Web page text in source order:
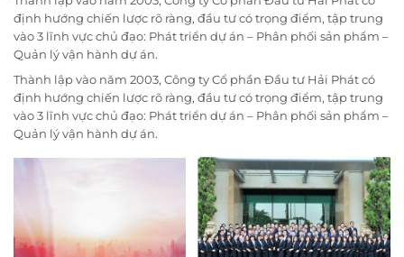
định hướng chiến lược rõ ràng, đầu tư có trọng điểm, tập trung
vào 3 lĩnh vực chủ đạo: Phát triển dự án – Phân phối sản phẩm –
Quản lý vận hành dự án.
Thành lập vào năm 2003, Công ty Cổ phần Đầu tư Hải Phát có
định hướng chiến lược rõ ràng, đầu tư có trọng điểm, tập trung
vào 3 lĩnh vực chủ đạo: Phát triển dự án – Phân phối sản phẩm –
Quản lý vận hành dự án.